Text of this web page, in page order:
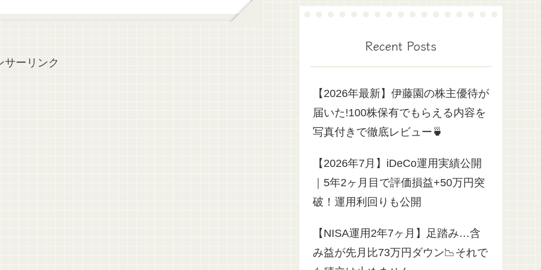
サーリンク
Recent Posts
【2026年最新】伊藤園の株主優待が
届いた!100株保有でもらえる内容を
写真付きで徹底レビュー🍵
【2026年7月】iDeCo運用実績公開
｜5年2ヶ月目で評価損益+50万円突
破！運用利回りも公開
【NISA運用2年7ヶ月】足踏み…含
み益が先月比73万円ダウン📉それで